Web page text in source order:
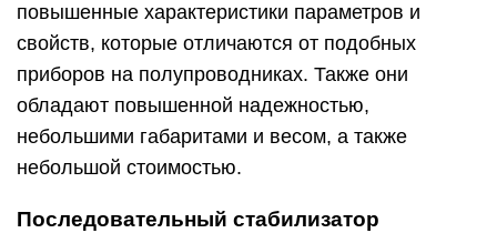
повышенные характеристики параметров и
свойств, которые отличаются от подобных
приборов на полупроводниках. Также они
обладают повышенной надежностью,
небольшими габаритами и весом, а также
небольшой стоимостью.
Последовательный стабилизатор